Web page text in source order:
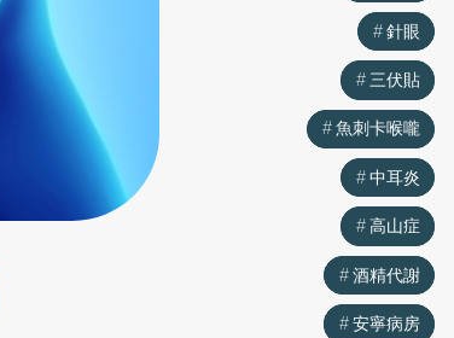
針眼
三伏貼
魚刺卡喉嚨
中耳炎
高山症
酒精代謝
安寧病房
針眼
三伏貼
魚刺卡喉嚨
中耳炎
高山症
酒精代謝
安寧病房